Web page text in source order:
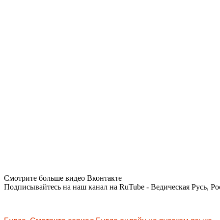
Смотрите больше видео Вконтакте
Подписывайтесь на наш канал на RuTube - Ведическая Русь,